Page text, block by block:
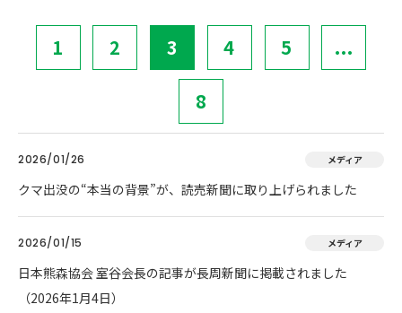
1 2 3 4 5 ...
8
2026/01/26 メディア
クマ出没の“本当の背景”が、読売新聞に取り上げられました
2026/01/15 メディア
日本熊森協会 室谷会長の記事が長周新聞に掲載されました
（2026年1月4日）